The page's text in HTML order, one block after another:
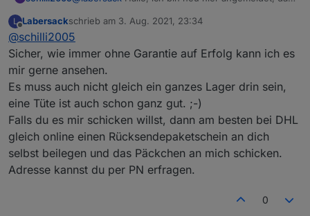
habe. Ich wollte fragen, ob ich mit einem Haribo-
Lagerverkauf um die Ecke Chancen habe, Dir
meinen defekten Schaltaktor zur Rettung vor der
Verschrottung zu senden? :-)
L
Offline
Labersackschrieb am 3. Aug. 2021, 23:34
zuletzt editiert von
@schilli2005
Sicher, wie immer ohne Garantie auf Erfolg kann ich es
mir gerne ansehen.
Es muss auch nicht gleich ein ganzes Lager drin sein,
eine Tüte ist auch schon ganz gut. ;-)
Falls du es mir schicken willst, dann am besten bei DHL
gleich online einen Rücksendepaketschein an dich
selbst beilegen und das Päckchen an mich schicken.
Adresse kannst du per PN erfragen.
0